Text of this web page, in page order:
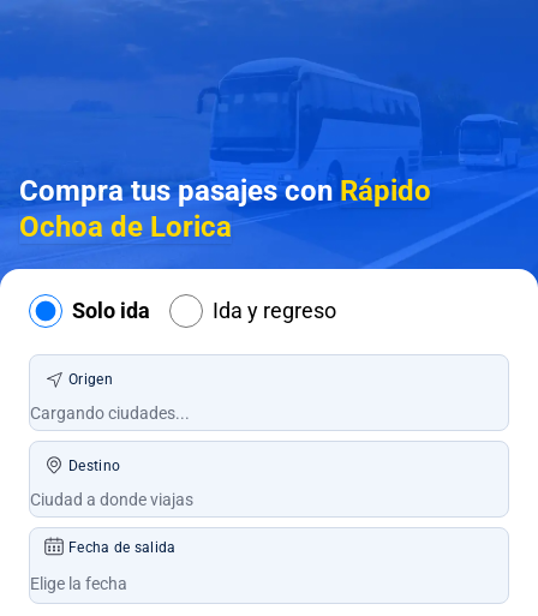
Compra tus pasajes con Rápido
Ochoa de Lorica
Solo ida Ida y regreso
Origen
Destino
Fecha de salida